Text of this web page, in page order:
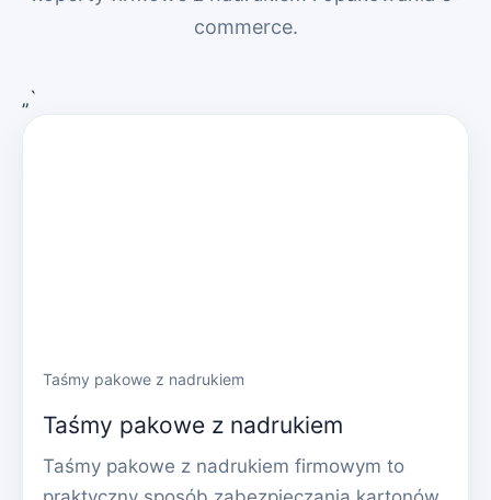
commerce.
„`
Taśmy pakowe z nadrukiem
Taśmy pakowe z nadrukiem
Taśmy pakowe z nadrukiem firmowym to